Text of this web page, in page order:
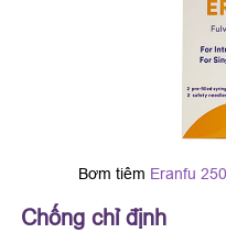
Bơm tiêm Eranfu
Chống chỉ định